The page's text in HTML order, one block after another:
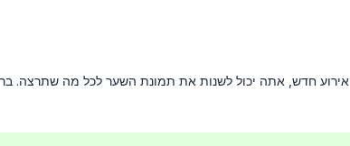
חדש, אתה יכול לשנות את תמונת השער לכל מה שתרצה.